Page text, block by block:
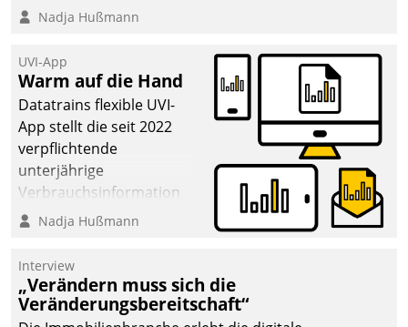
Nadja Hußmann
UVI-App
Warm auf die Hand
Datatrains flexible UVI-
App stellt die seit 2022
verpflichtende
unterjährige
Verbrauchsinformation
schnell, zuverlässig und
Die monatlichen
Mitteilungen zum
Heizungs- und
Nadja Hußmann
Interview
„Verändern muss sich die
Veränderungsbereitschaft“